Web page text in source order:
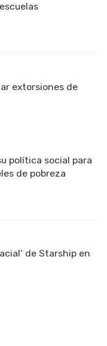
extorsiones de
política social para
de pobreza
de Starship en